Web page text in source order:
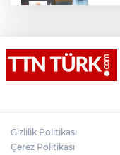
Gizlilik Politikası
Çerez Politikası